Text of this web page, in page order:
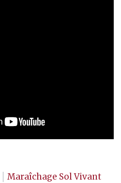
Maraîchage Sol Vivant